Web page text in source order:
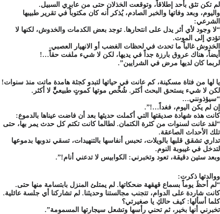
لم تكن تثق بأحد إطلاقاً، وتوقعت الخذلان حتى من عابري السبيل.
واليوم، وبعد وفاتها والخبر الصادم، يُذكر أنه كان مكتوباً في تقرير طبيبها
الشرعي:
“لا وجود لأي أثر يدل على انتحارها. توجد بعض الكدمات والخدوش، لكنها لا
تؤدي إلى الموت.
الخدوش غالباً ما تحدث في لحظات الغضب أو الانهيار العصبي.
أيضاً، هناك عروق بارزة جداً في يديها، لكن لا شيء ملفت حقاً…!
لربما كان لديها مرض في الشرايين”.
يا لها من فتاة مسكينة، كم عانت في حياتها لتبدو كجثة هامدة ماتت منذ سنوات!
لكن لا شيء يستحق البحث أكثر. شُخِّص موتها كموتٍ طبيعيٍّ لا أكثر.
“سيؤذونني…
إن لم يكن اليوم، فغداً…!”.
كانت هذه شهادة صديقتها التي أكملت حديثها بعد أن فاضت عيناها بالدموع:
“لقد عانت لسنوات من كثرة الكتمان. لطالما كانت تكتم كل حدث يمر بها، حتى
تلك الأحداث الصاعقة.
تداري تشقق قلبها بالويلات، تحبس أنفاسها بالتنهيدات، تسقي ندوبها بدموعها
لتدخل في غيبوبة النوم.
وبعد ستين دقيقة، تعود وتخبرني: الكوابيس لا تدعني أنام!”.
ووالدتها ذكرت:
“لم أحظَ يوماً بسماع قهقهة ضحكاتها. لم يمتلئ المنزل بابتسامة منها حتى.
كانت شاردة على الدوام، تتجنب مجالستنا وحديثنا. لم تشاركنا أي جلسة عائلية.
كلما أسألها: كيف حالكِ يا صغيرتي؟
تخبرني أنها بخير، ثم تحني رأسها وتشعل سيجارتها المسمومة”.